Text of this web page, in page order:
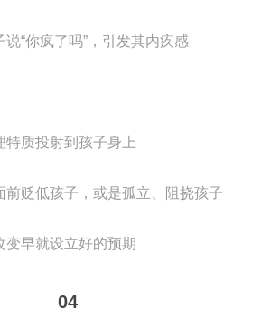
“你疯了吗”，引发其内疚感
特质投射到孩子身上
前贬低孩子，或是孤立、阻挠孩子
变早就设立好的预期
04